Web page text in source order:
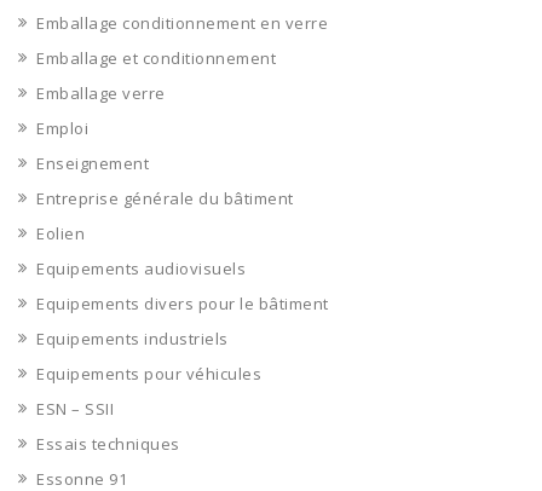
Emballage conditionnement en verre
Emballage et conditionnement
Emballage verre
Emploi
Enseignement
Entreprise générale du bâtiment
Eolien
Equipements audiovisuels
Equipements divers pour le bâtiment
Equipements industriels
Equipements pour véhicules
ESN – SSII
Essais techniques
Essonne 91